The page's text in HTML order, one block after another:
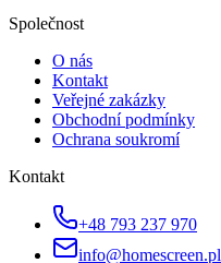
Společnost
O nás
Kontakt
Veřejné zakázky
Obchodní podmínky
Ochrana soukromí
Kontakt
+48 793 237 970
info@homescreen.pl